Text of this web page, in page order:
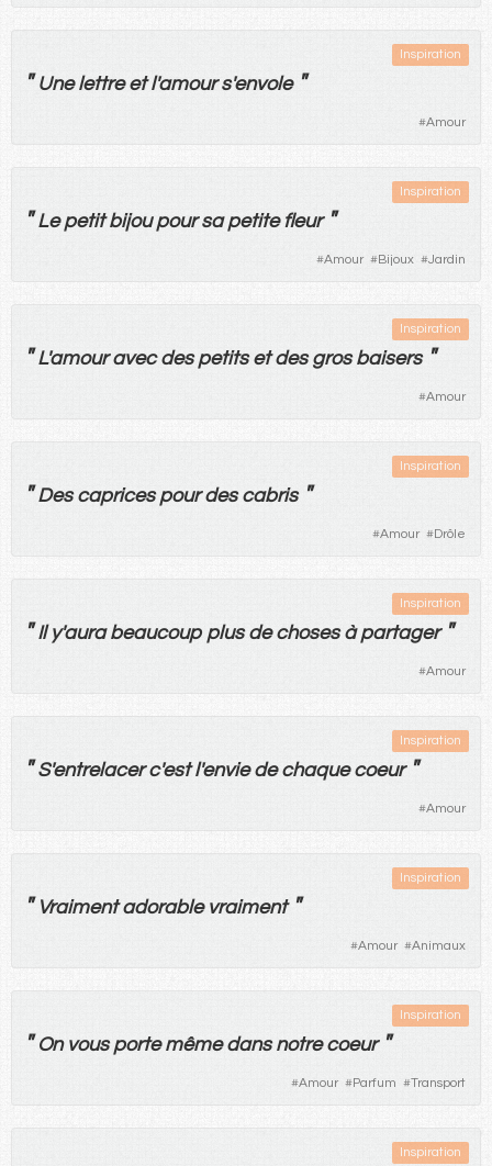
Inspiration
" Une lettre etl'amours'envole "
#Amour
Inspiration
" Le petit bijou pour sa petite fleur "
#Amour #Bijoux #Jardin
Inspiration
"L'amour avec des petits et des gros baisers "
#Amour
Inspiration
" Des caprices pour des cabris "
#Amour #Drôle
Inspiration
" Ily'aura beaucoup plus de choses à partager "
#Amour
Inspiration
"S'entrelacerc'estl'envie de chaque coeur "
#Amour
Inspiration
" Vraiment adorable vraiment "
#Amour #Animaux
Inspiration
" On vous porte même dans notre coeur "
#Amour #Parfum #Transport
Inspiration